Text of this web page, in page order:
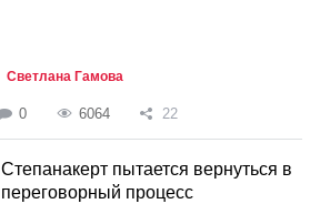
Светлана Гамова
0 6064 22
Степанакерт пытается вернуться в
переговорный процесс